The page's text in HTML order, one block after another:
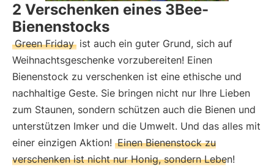
2 Verschenken eines 3Bee-
Bienenstocks
Green Friday ist auch ein guter Grund, sich auf
Weihnachtsgeschenke vorzubereiten! Einen
Bienenstock zu verschenken ist eine ethische und
nachhaltige Geste. Sie bringen nicht nur Ihre Lieben
zum Staunen, sondern schützen auch die Bienen und
unterstützen Imker und die Umwelt. Und das alles mit
einer einzigen Aktion! Einen Bienenstock zu
verschenken ist nicht nur Honig, sondern Leben!